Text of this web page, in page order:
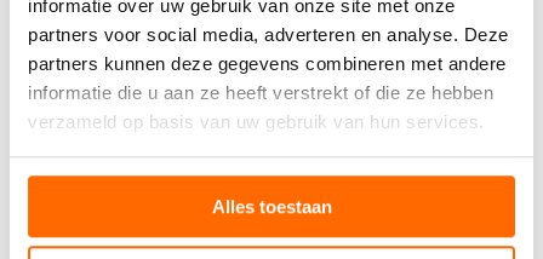
informatie over uw gebruik van onze site met onze
partners voor social media, adverteren en analyse. Deze
partners kunnen deze gegevens combineren met andere
informatie die u aan ze heeft verstrekt of die ze hebben
verzameld op basis van uw gebruik van hun services.
Alles toestaan
is vooral belangrijk voor mensen die veel zitten of staan,
of voor degenen met van nature koude extremiteiten.
De ademende eigenschappen van wol voorkomen
oververhitting, wat contraproductief kan zijn voor de
circulatie. Te veel warmte kan namelijk tot vaatverwijding
balans: genoeg warmte voor een goede doorbloeding,
maar niet zo veel dat het problemen veroorzaakt. De
zachte druk van wollen kledingstukken kan ook helpen bij
het ondersteunen van zwakke aderen zonder te knellen.